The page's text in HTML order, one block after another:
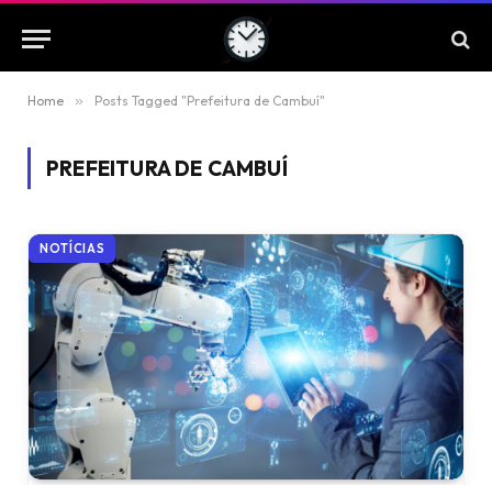
Home » Posts Tagged "Prefeitura de Cambuí"
PREFEITURA DE CAMBUÍ
NOTÍCIAS